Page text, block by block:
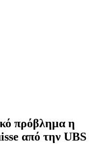
πρόβλημα η
από την UBS